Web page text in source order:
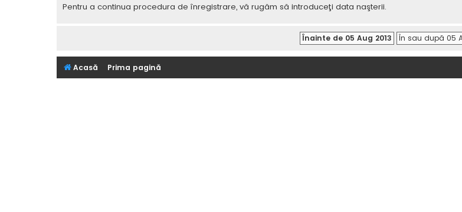
Pentru a continua procedura de înregistrare, vă rugăm să introduceţi data naşterii.
Acasă Prima pagină